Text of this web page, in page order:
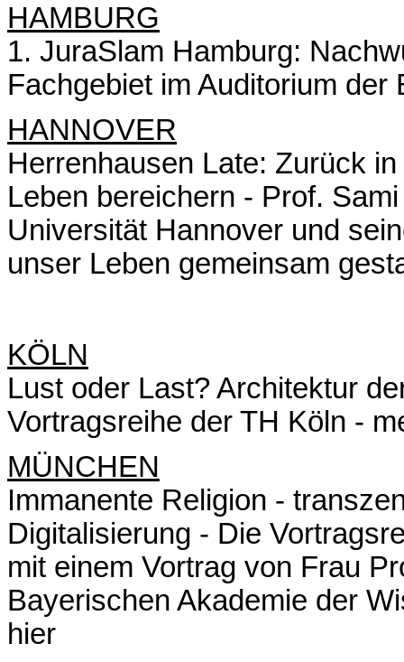
HAMBURG
1. JuraSlam Hamburg:
Fachgebiet im Auditorium
HANNOVER
Herrenhausen Late: Zurück
Leben bereichern - Prof.
Universität Hannover und
unser Leben gemeinsam
KÖLN
Lust oder Last? Architektur
Vortragsreihe der TH Köln -
MÜNCHEN
Immanente Religion -
Digitalisierung - Die
mit einem Vortrag von Frau
Bayerischen Akademie der
hier